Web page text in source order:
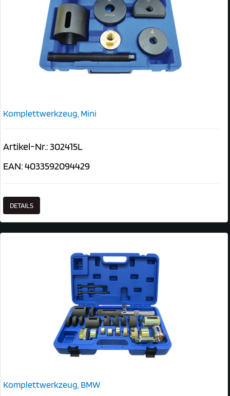
Komplettwerkzeug, Mini
Artikel-Nr.: 302415L
EAN: 4033592094429
DETAILS
Komplettwerkzeug, BMW